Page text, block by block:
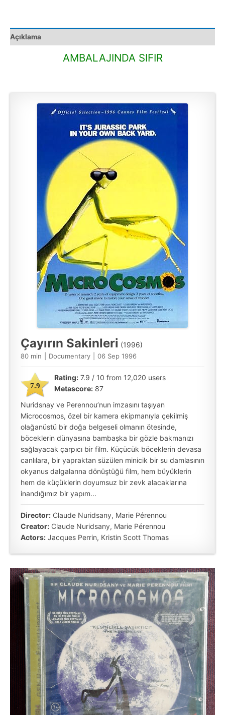
Açıklama
AMBALAJINDA SIFIR
Çayırın Sakinleri (1996)
80 min Documentary 06 Sep 1996
7.9
Rating: 7.9 / 10 from 12,020 users
Metascore: 87
Nuridsnay ve Perennou’nun imzasını taşıyan
Microcosmos, özel bir kamera ekipmanıyla çekilmiş
olağanüstü bir doğa belgeseli olmanın ötesinde,
böceklerin dünyasına bambaşka bir gözle bakmanızı
sağlayacak çarpıcı bir film. Küçücük böceklerin devasa
canlılara, bir yapraktan süzülen minicik bir su damlasının
okyanus dalgalarına dönüştüğü film, hem büyüklerin
hem de küçüklerin doyumsuz bir zevk alacaklarına
inandığımız bir yapım...
Director: Claude Nuridsany, Marie Pérennou
Creator: Claude Nuridsany, Marie Pérennou
Actors: Jacques Perrin, Kristin Scott Thomas